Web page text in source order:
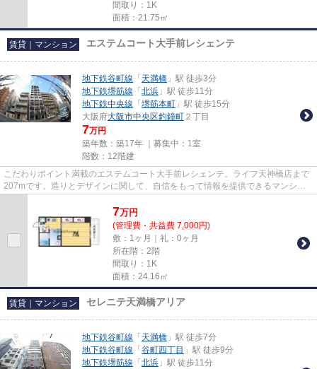
間取り：1K
面積：21.75㎡
賃貸｜マンション エステムコート大手前レシェンテ
地下鉄谷町線 「 天満橋 」駅 徒歩3分
地下鉄堺筋線 「 北浜 」駅 徒歩11分
地下鉄中央線 「 堺筋本町 」駅 徒歩15分
大阪府大阪市中央区釣鐘町 ２丁目
7万円
築年数：築17年 ｜募集中： 1室
階数：12階建
こだわりポイント満載のエステムコート大手前レシェンテ。ライフ天神橋店まで
207mです。造りとデザインに関して、自信をもって情報を提供できるマンショ
7万円
(管理費・共益費 7,000円)
敷：1ヶ月｜礼：0ヶ月
所在階：2階
間取り：1K
面積：24.16㎡
賃貸｜マンション セレニテ天満橋アリア
地下鉄谷町線 「 天満橋 」駅 徒歩7分
地下鉄谷町線 「 谷町四丁目 」駅 徒歩9分
地下鉄堺筋線 「 北浜 」駅 徒歩11分